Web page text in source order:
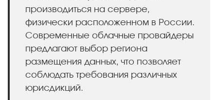
производиться на сервере,
физически расположенном в России.
Современные облачные провайдеры
предлагают выбор региона
размещения данных, что позволяет
соблюдать требования различных
юрисдикций.